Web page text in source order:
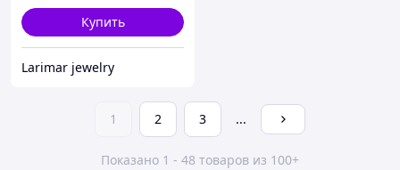
Купить
Larimar jewelry
1 2 3 ...
Показано 1 - 48 товаров из 100+